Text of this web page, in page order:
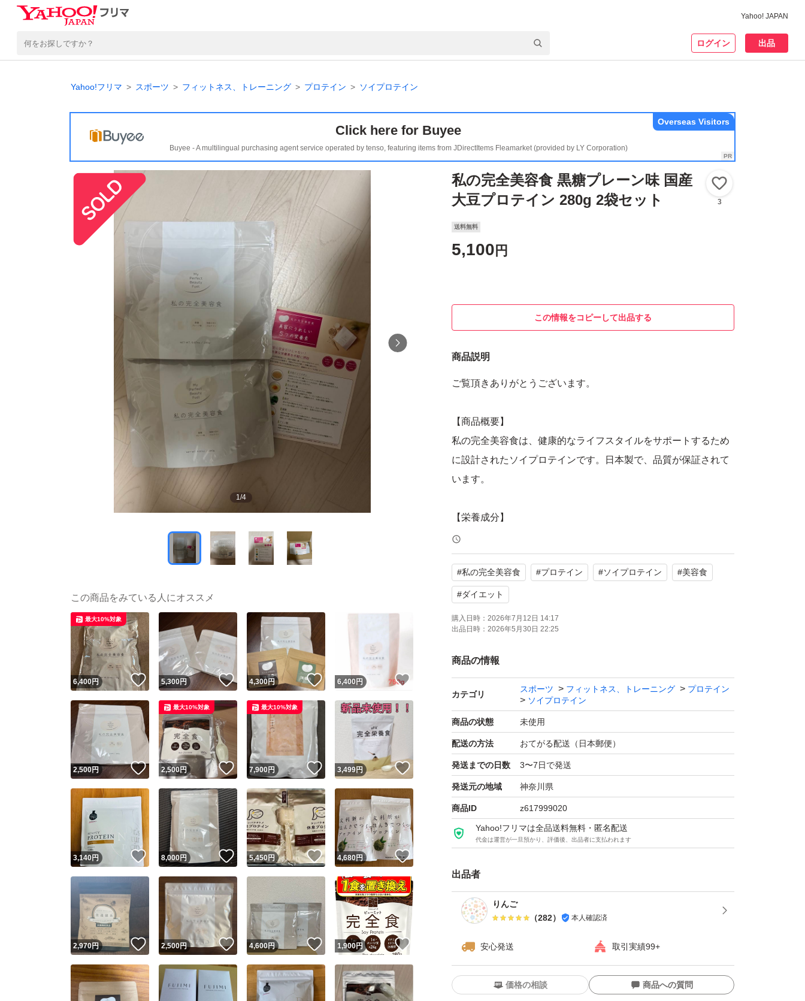
Yahoo! JAPAN
ログイン 出品
Yahoo!フリマ スポーツ フィットネス、トレーニング プロテイン ソイプロテイン
Click here for Buyee
Buyee - A multilingual purchasing agent service operated by tenso, featuring items from JDirectItems Fleamarket (provided by LY Corporation)
Overseas Visitors
1/4
私の完全美容食 黒糖プレーン味 国産
大豆プロテイン 280g 2袋セット
3
送料無料
5,100 円
この情報をコピーして出品する
商品説明
ご覧頂きありがとうございます。
【商品概要】
私の完全美容食は、健康的なライフスタイルをサポートするため
に設計されたソイプロテインです。日本製で、品質が保証されて
います。
【栄養成分】
このプロテインは、268mgのタンパク質を含み、健康的な食事に
最適です。脂質や炭水化物のバランスも考慮されています。
【使用方法】
ダイエットや健康維持のために、毎日の食事に取り入れることが
できます。特に運動後の栄養補給に効果的です。
- ブランド名: My Perfect Beauty Fuel
- 製造国: 日本
- 内容量: 280g×2
- 賞味期限: 2027年7月（2026年5月購入）
発送は購入時と同じように直接外箱に入れての発送となります。
自宅保管をご理解の程、よろしくお願い致します。
#私の完全美容食 #プロテイン #ソイプロテイン #美容食
#ダイエット
購入日時： 2026年7月12日 14:17
出品日時： 2026年5月30日 22:25
商品の情報
カテゴリ
スポーツ フィットネス、トレーニング
プロテイン
ソイプロテイン
商品の状態 未使用
配送の方法 おてがる配送（日本郵便）
発送までの日数 3〜7日で発送
発送元の地域 神奈川県
商品ID z617999020
Yahoo!フリマは全品送料無料・匿名配送
代金は運営が一旦預かり、評価後、出品者に支払われます
出品者
りんご
（282） 本人確認済
安心発送 取引実績99+
価格の相談 商品への質問
この商品をみている人にオススメ
6,400円 いいね！
最大10%対象
5,300円 いいね！
4,300円 いいね！
6,400 円
2,500円 いいね！
2,500円 いいね！
最大10%対象
7,900円 いいね！
最大10%対象
3,499円
3,140円 いいね！
8,000円 いいね！
5,450円 いいね！
4,680円
2,970円 いいね！
2,500円 いいね！
4,600円 いいね！
1,900円